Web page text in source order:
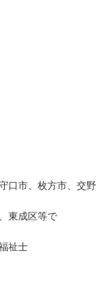
口市、枚方市、交野
東成区等で
祉士